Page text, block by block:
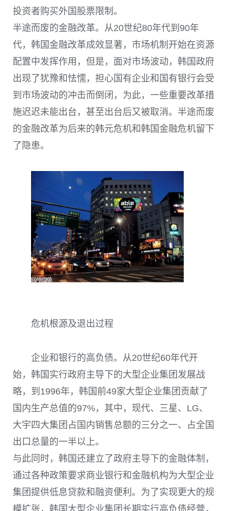
投资者购买外国股票限制。
半途而废的金融改革。从20世纪80年代到90年
代，韩国金融改革成效显著，市场机制开始在资源
配置中发挥作用，但是，面对市场波动，韩国政府
出现了犹豫和怯懦，担心国有企业和国有银行会受
到市场波动的冲击而倒闭，为此，一些重要改革措
施迟迟未能出台，甚至出台后又被取消。半途而废
的金融改革为后来的韩元危机和韩国金融危机留下
了隐患。
危机根源及退出过程
企业和银行的高负债。从20世纪60年代开
始，韩国实行政府主导下的大型企业集团发展战
略，到1996年，韩国前49家大型企业集团贡献了
国内生产总值的97%，其中，现代、三星、LG、
大宇四大集团占国内销售总额的三分之一、占全国
出口总量的一半以上。
与此同时，韩国还建立了政府主导下的金融体制，
通过各种政策要求商业银行和金融机构为大型企业
集团提供低息贷款和融资便利。为了实现更大的规
模扩张，韩国大型企业集团长期实行高负债经营，